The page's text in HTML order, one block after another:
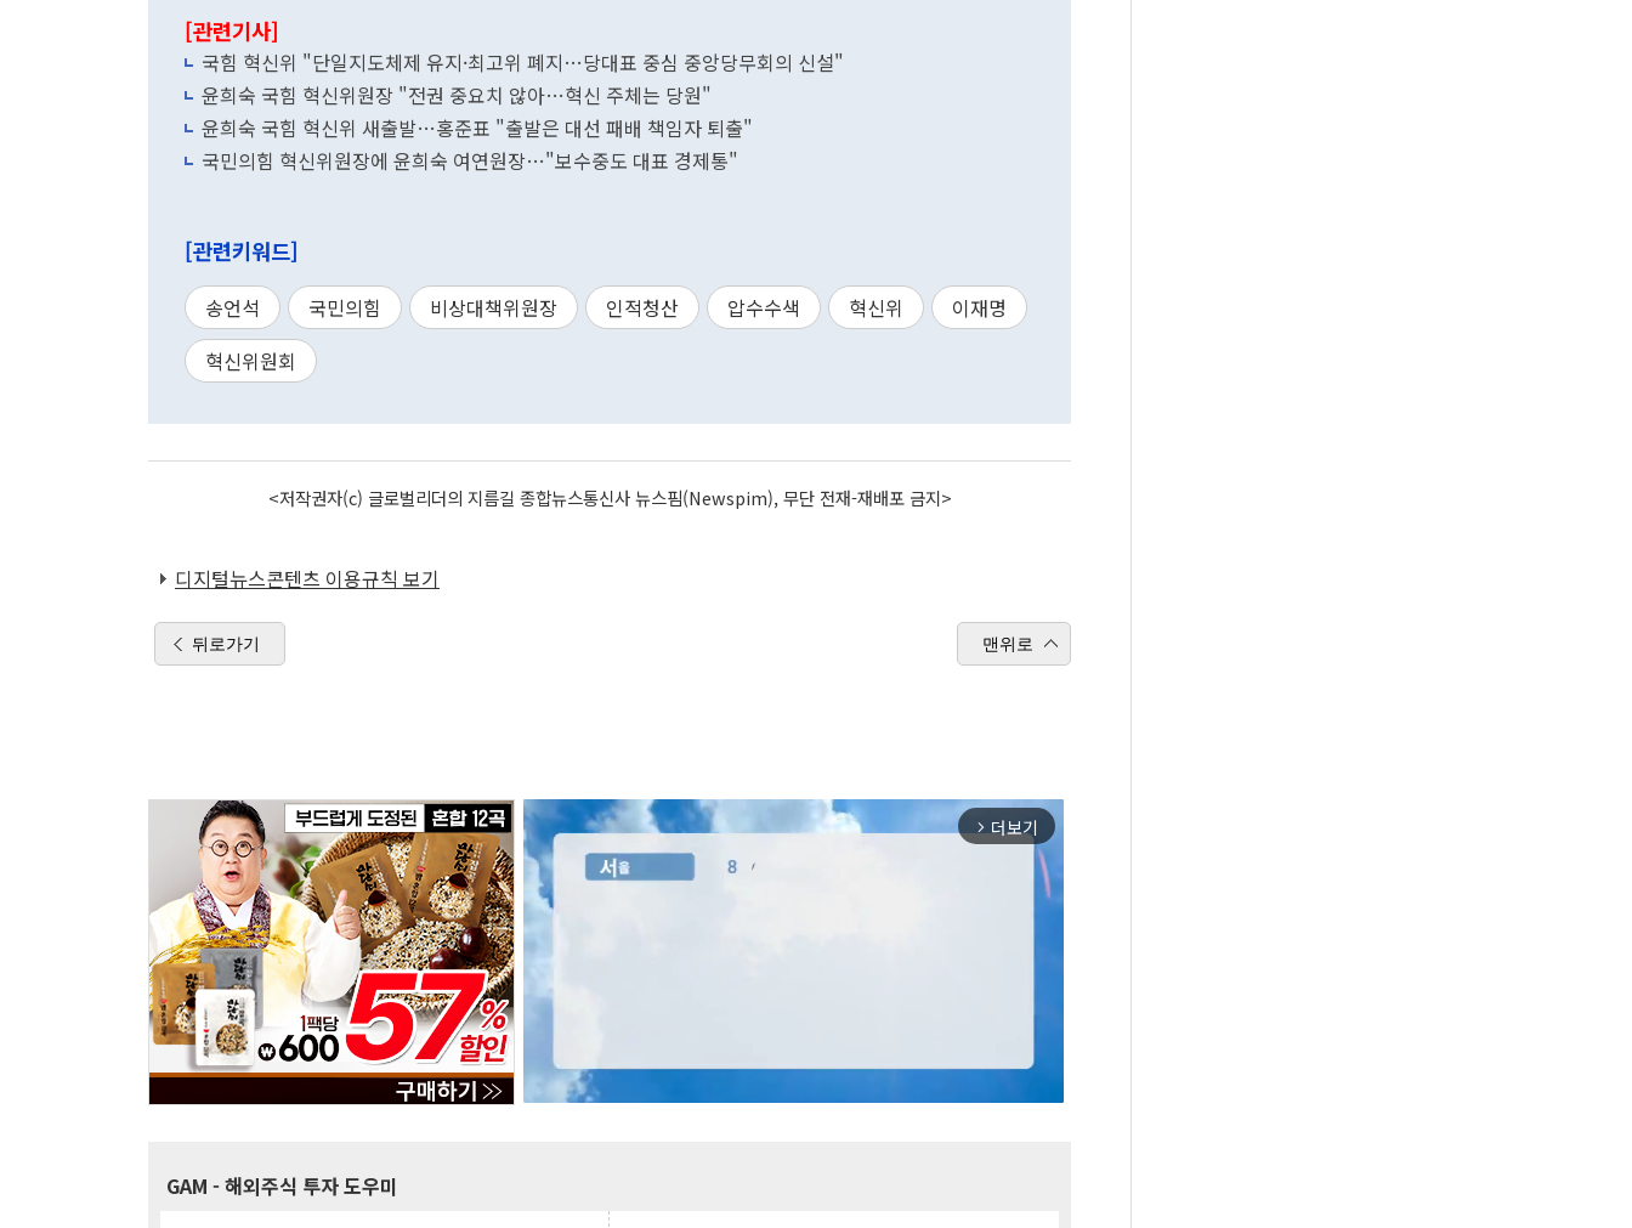
[관련기사]
국힘 혁신위 "단일지도체제 유지·최고위 폐지…당대표 중심 중앙당무회의 신설"
윤희숙 국힘 혁신위원장 "전권 중요치 않아…혁신 주체는 당원"
윤희숙 국힘 혁신위 새출발…홍준표 "출발은 대선 패배 책임자 퇴출"
국민의힘 혁신위원장에 윤희숙 여연원장…"보수중도 대표 경제통"
[관련키워드]
송언석 국민의힘 비상대책위원장 인적청산 압수수색 혁신위
이재명
혁신위원회
<저작권자(c) 글로벌리더의 지름길 종합뉴스통신사 뉴스핌(Newspim), 무단 전재-재배포 금지>
디지털뉴스콘텐츠 이용규칙 보기
뒤로가기 맨위로
arrow_forward_ios 더보기
GAM - 해외주식 투자 도우미